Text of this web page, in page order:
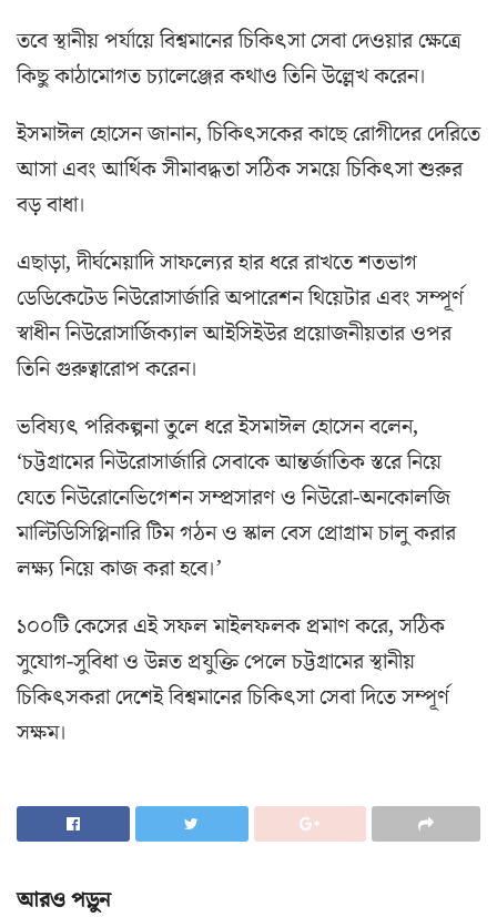
তবে স্থানীয় পর্যায়ে বিশ্বমানের চিকিৎসা সেবা দেওয়ার ক্ষেত্রে
কিছু কাঠামোগত চ্যালেঞ্জের কথাও তিনি উল্লেখ করেন।
ইসমাঈল হোসেন জানান, চিকিৎসকের কাছে রোগীদের দেরিতে
আসা এবং আর্থিক সীমাবদ্ধতা সঠিক সময়ে চিকিৎসা শুরুর
বড় বাধা।
এছাড়া, দীর্ঘমেয়াদি সাফল্যের হার ধরে রাখতে শতভাগ
ডেডিকেটেড নিউরোসার্জারি অপারেশন থিয়েটার এবং সম্পূর্ণ
স্বাধীন নিউরোসার্জিক্যাল আইসিইউর প্রয়োজনীয়তার ওপর
তিনি গুরুত্বারোপ করেন।
ভবিষ্যৎ পরিকল্পনা তুলে ধরে ইসমাঈল হোসেন বলেন,
‘চট্টগ্রামের নিউরোসার্জারি সেবাকে আন্তর্জাতিক স্তরে নিয়ে
যেতে নিউরোনেভিগেশন সম্প্রসারণ ও নিউরো-অনকোলজি
মাল্টিডিসিপ্লিনারি টিম গঠন ও স্কাল বেস প্রোগ্রাম চালু করার
লক্ষ্য নিয়ে কাজ করা হবে।’
১০০টি কেসের এই সফল মাইলফলক প্রমাণ করে, সঠিক
সুযোগ-সুবিধা ও উন্নত প্রযুক্তি পেলে চট্টগ্রামের স্থানীয়
চিকিৎসকরা দেশেই বিশ্বমানের চিকিৎসা সেবা দিতে সম্পূর্ণ
সক্ষম।
আরও পড়ুন